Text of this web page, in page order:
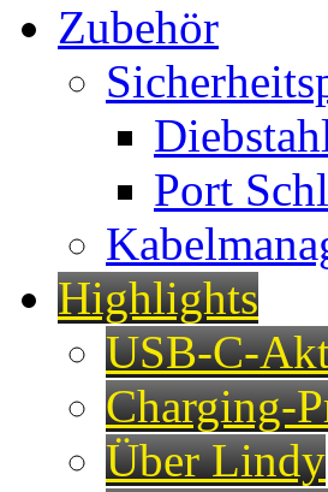
Zubehör
Port
Highlights
USB-C-
Charging-
Über Lindy